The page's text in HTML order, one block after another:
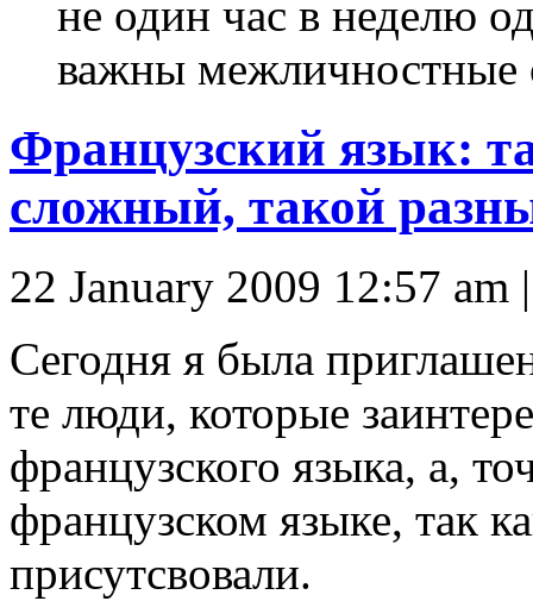
не один час в неделю
важны межличностные
Французский язык:
сложный, такой
22 January 2009 12:57 am
Сегодня я была
те люди, которые
французского языка, а,
французском языке, так
присутсвовали.